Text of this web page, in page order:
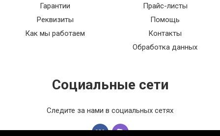
Гарантии
Реквизиты
Как мы работаем
Прайс-листы
Помощь
Контакты
Обработка данных
Социальные сети
Следите за нами в социальных сетях